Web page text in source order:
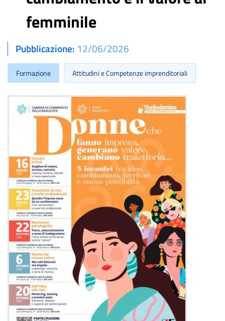
femminile
Pubblicazione 12/06/2026
Formazione Attitudini e Competenze imprenditoriali